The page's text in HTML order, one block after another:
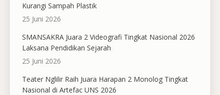
Kurangi Sampah Plastik
25 Juni 2026
SMANSAKRA Juara 2 Videografi Tingkat Nasional 2026
Laksana Pendidikan Sejarah
25 Juni 2026
Teater Nglilir Raih Juara Harapan 2 Monolog Tingkat
Nasional di Artefac UNS 2026